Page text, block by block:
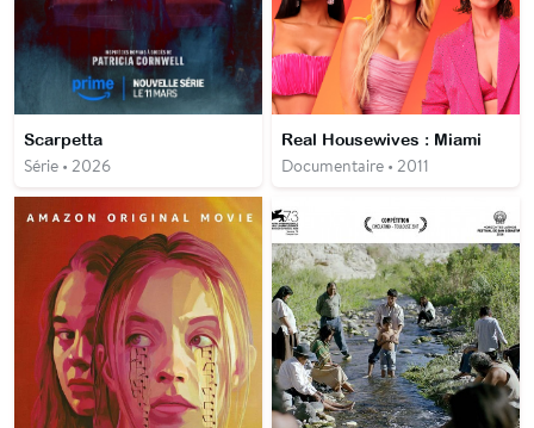
Scarpetta
Série • 2026
Real Housewives : Miami
Documentaire • 2011